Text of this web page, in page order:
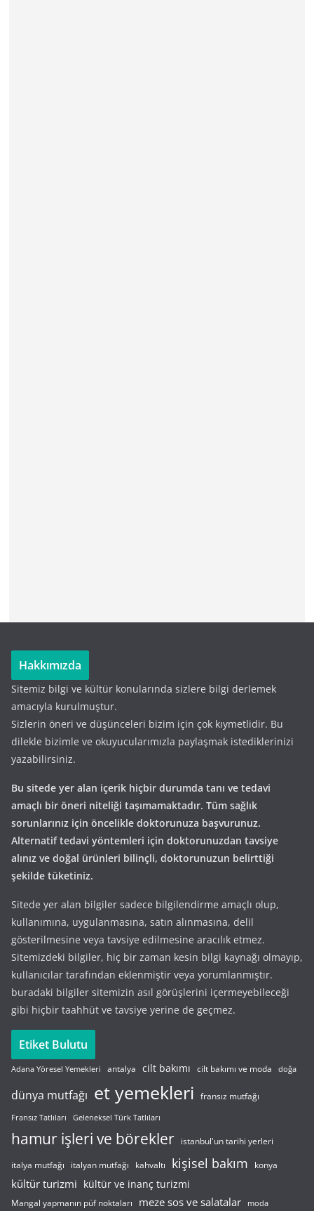
Hakkımızda
Sitemiz bilgi ve kültür konularında sizlere bilgi derlemek
amacıyla kurulmuştur.
Sizlerin öneri ve düşünceleri bizim için çok kıymetlidir. Bu
dilekle bizimle ve okuyucularımızla paylaşmak istediklerinizi
yazabilirsiniz.
Bu sitede yer alan içerik hiçbir durumda tanı ve tedavi
amaçlı bir öneri niteliği taşımamaktadır. Tüm sağlık
sorunlarınız için öncelikle doktorunuza başvurunuz.
Alternatif tedavi yöntemleri için doktorunuzdan tavsiye
alınız ve doğal ürünleri bilinçli, doktorunuzun belirttiği
şekilde tüketiniz.
Sitede yer alan bilgiler sadece bilgilendirme amaçlı olup,
kullanımına, uygulanmasına, satın alınmasına, delil
gösterilmesine veya tavsiye edilmesine aracılık etmez.
Sitemizdeki bilgiler, hiç bir zaman kesin bilgi kaynağı olmayıp,
kullanıcılar tarafından eklenmiştir veya yorumlanmıştır.
buradaki bilgiler sitemizin asıl görüşlerini içermeyebileceği
gibi hiçbir taahhüt ve tavsiye yerine de geçmez.
Etiket Bulutu
Adana Yöresel Yemekleri antalya cilt bakımı cilt bakımı ve moda doğa
dünya mutfağı et yemekleri fransız mutfağı
Fransız Tatlıları Geleneksel Türk Tatlıları
hamur işleri ve börekler istanbul'un tarihi yerleri
italya mutfağı italyan mutfağı kahvaltı kişisel bakım konya
kültür turizmi kültür ve inanç turizmi
Mangal yapmanın püf noktaları meze sos ve salatalar moda